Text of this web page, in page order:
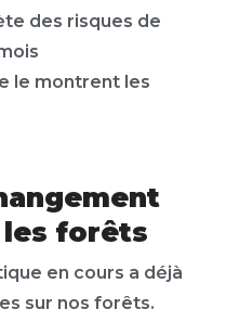
des risques de
le montrent les
forêts
en cours a déjà
sur nos forêts.